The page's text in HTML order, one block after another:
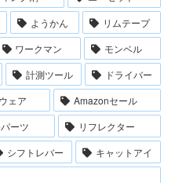
ようかん
リムテープ
ワークマン
モンベル
計測ツール
ドライバー
ェア
Amazonセール
ーツ
リフレクター
シフトレバー
キャットアイ